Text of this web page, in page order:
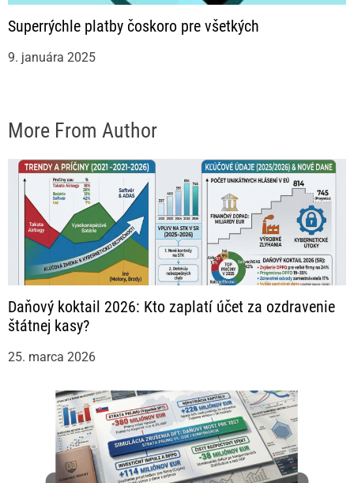
Superrýchle platby čoskoro pre všetkých
9. januára 2025
More From Author
Daňový koktail 2026: Kto zaplatí účet za ozdravenie
štátnej kasy?
25. marca 2026